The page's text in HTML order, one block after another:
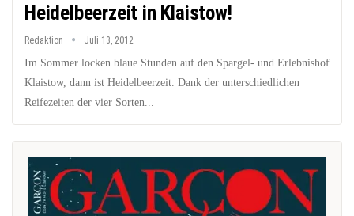
Heidelbeerzeit in Klaistow!
Redaktion Juli 13, 2012
Im Sommer locken blaue Stunden auf den Spargel- und Erlebnishof
Klaistow, dann ist Heidelbeerzeit. Dank der unterschiedlichen
Reifezeiten der vier Sorten...